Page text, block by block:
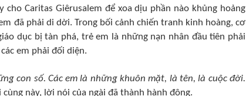
Caritas Giêrusalem để xoa dịu phần nào khủng hoảng
đã phải di dời. Trong bối cảnh chiến tranh kinh hoàng, cơ
dục bị tàn phá, trẻ em là những nạn nhân đầu tiên phải
em phải đối diện.
con số. Các em là những khuôn mặt, là tên, là cuộc đời.
cùng này, lời nói của ngài đã thành hành động.